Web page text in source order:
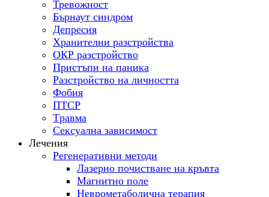
Тревожност
Бърнаут синдром
Депресия
Хранителни разстройства
ОКР разстройство
Пристъпи на паника
Разстройство на личността
Фобия
ПТСР
Tравма
Сексуална зависимост
Лечения
Регенеративни методи
Лазерно почистване на кръвта
Магнитно поле
Неврометаболична терапия